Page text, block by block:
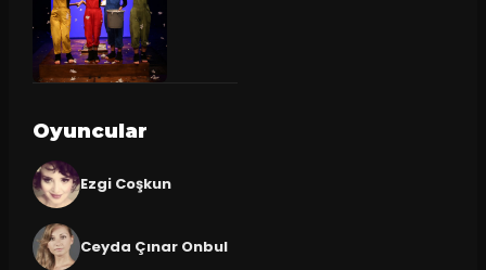
Oyuncular
Ezgi Coşkun
Ceyda Çınar Onbul